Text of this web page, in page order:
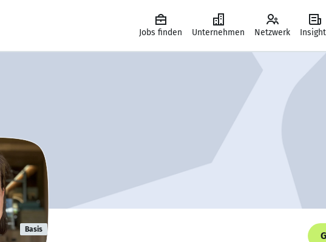
Jobs finden Unternehmen Netzwerk
Basis